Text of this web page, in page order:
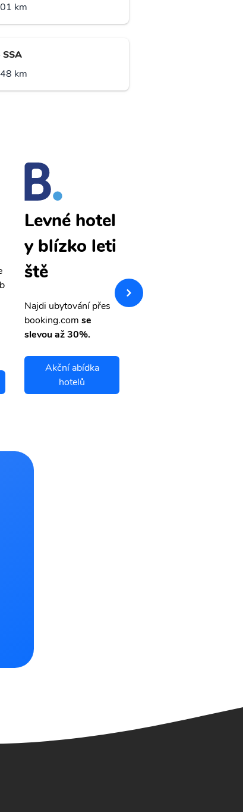
km
km
Levné hotel
y blízko leti
ště
Najdi ubytování přes
booking.com se
slevou až 30%.
Akční abídka
hotelů
vnými letenkami od ob
letsvet.cz